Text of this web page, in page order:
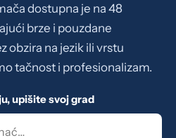
dostupna je na 48
brze i pouzdane
obzira na jezik ili vrstu
tačnost i profesionalizam.
upišite svoj grad